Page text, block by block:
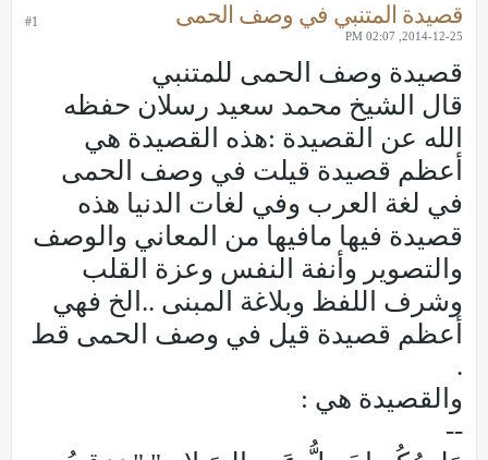
#1 قصيدة المتنبي في وصف الحمى
2014-12-25, 02:07 PM
قصيدة وصف الحمى للمتنبي
قال الشيخ محمد سعيد رسلان حفظه
الله عن القصيدة :هذه القصيدة هي
أعظم قصيدة قيلت في وصف الحمى
في لغة العرب وفي لغات الدنيا هذه
قصيدة فيها مافيها من المعاني والوصف
والتصوير وأنفة النفس وعزة القلب
وشرف اللفظ وبلاغة المبنى ..الخ فهي
أعظم قصيدة قيل في وصف الحمى قط
.
والقصيدة هي :
--